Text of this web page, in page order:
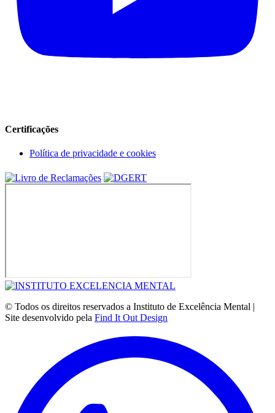
Certificações
Política de privacidade e cookies
© Todos os direitos reservados a Instituto de Excelência Mental |
Site desenvolvido pela Find It Out Design